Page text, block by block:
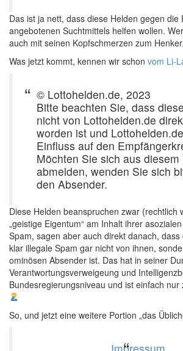
Das ist ja nett, dass diese Helden gegen die
angebotenen Suchtmittels helfen wollen.
auch mit seinen Kopfschmerzen zum Henker.
Was jetzt kommt, kennen wir schon vom Li-
© Lottohelden.de, 2023
Bitte beachten Sie, dass
nicht von Lottohelden.de
worden ist und
Einfluss auf den
Möchten Sie sich aus
abmelden, wenden Sie sich
den Absender.
Diese Helden beanspruchen zwar (rechtlich
„geistige Eigentum“ am Inhalt ihrer
Spam, sagen aber auch direkt danach,
klar illegale Spam gar nicht von ihnen,
ominösen Absender ist. Das hat in seiner
Verantwortungsverweigeung und
Bundesregierungsniveau und ist einfach
So, und jetzt eine weitere Portion „das